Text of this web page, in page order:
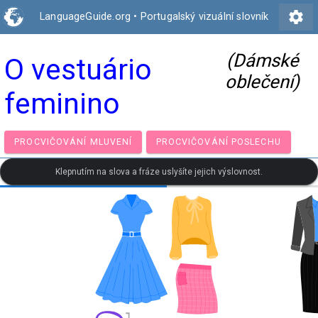
LanguageGuide.org • Portugalský vizuální slovník settings
O vestuário
feminino
(Dámské
oblečení)
PROCVIČOVÁNÍ MLUVENÍ PROCVIČOVÁNÍ
Klepnutím na slova a fráze uslyšíte jejich výslovnost.